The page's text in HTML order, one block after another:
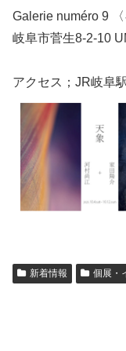
Galerie numéro 9
岐阜市菅生8-2-10
アクセス；JR岐阜
新着情報 個展・